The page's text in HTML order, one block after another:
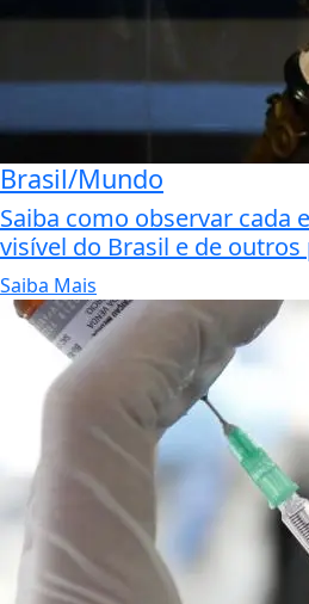
Brasil/Mundo
Saiba como observar cada
visível do Brasil e de outros
Saiba Mais